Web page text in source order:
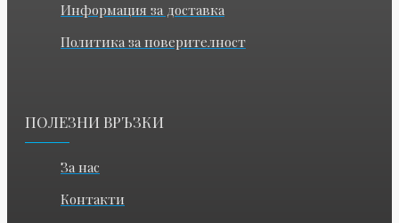
Информация за доставка
Политика за поверителност
ПОЛЕЗНИ ВРЪЗКИ
За нас
Контакти